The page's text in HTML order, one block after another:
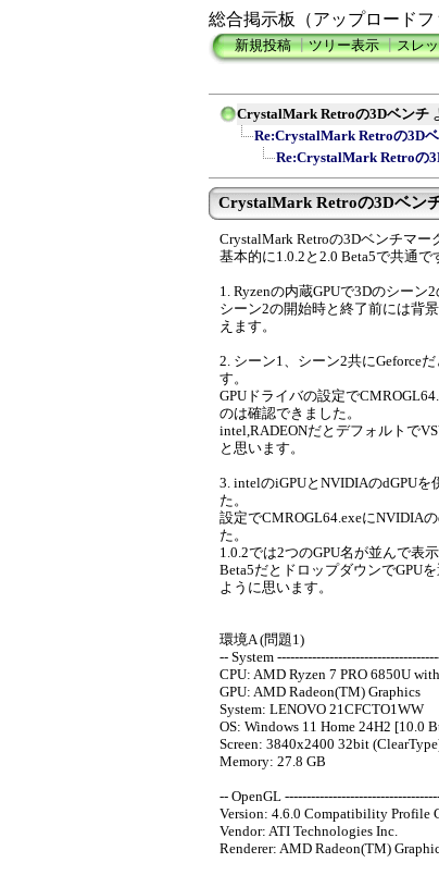
総合掲示板（アップロード
新規投稿┃ツリー表示┃スレ
CrystalMark Retroの3Dベンチ
Re:CrystalMark Retroの3D
Re:CrystalMark Retroの
CrystalMark Retroの3Dベン
CrystalMark Retroの3Dベンチマー
基本的に1.0.2と2.0 Beta5で共通で
1. Ryzenの内蔵GPUで3Dのシーン
シーン2の開始時と終了前には背
えます。
2. シーン1、シーン2共にGeforce
す。
GPUドライバの設定で
のは確認できました。
intel,RADEONだとデフォルトで
と思います。
3. intelのiGPUとNVIDIAのdGPU
た。
設定でCMROGL64.exeにNVIDIA
た。
1.0.2では2つのGPU名が並んで表
Beta5だとドロップダウンでGPU
ように思います。
環境A (問題1)
-- System
CPU: AMD Ryzen 7 PRO 6850U
GPU: AMD Radeon(TM) Graphics
System: LENOVO 21CFCTO1WW
OS: Windows 11 Home 24H2 [10.0
Screen: 3840x2400 32bit
Memory: 27.8 GB
-- OpenGL
Version: 4.6.0 Compatibility Profile
Vendor: ATI Technologies Inc.
Renderer: AMD Radeon(TM)